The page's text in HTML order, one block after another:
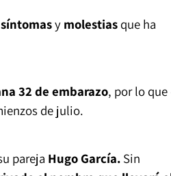
síntomasy molestiasque ha
32 de embarazo, por lo que
de julio.
pareja Hugo García.Sin